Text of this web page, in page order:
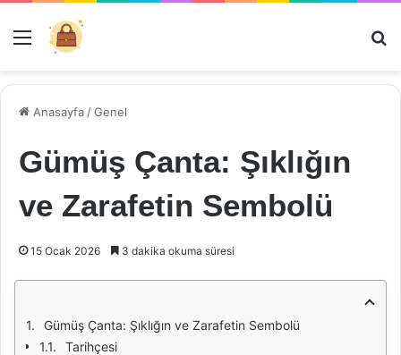
Menü
Anasayfa /Genel
Gümüş Çanta: Şıklığın
ve Zarafetin Sembolü
15 Ocak 2026 3 dakika okuma süresi
Gümüş Çanta: Şıklığın ve Zarafetin Sembolü
Tarihçesi